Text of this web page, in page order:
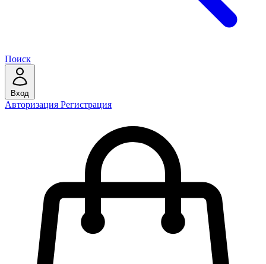
Поиск
Вход
Авторизация Регистрация